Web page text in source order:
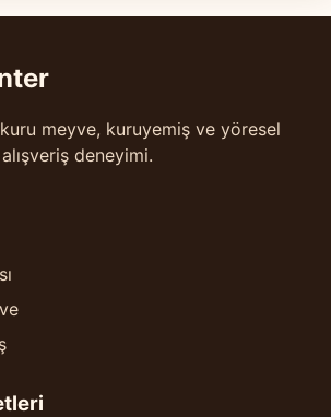
kuru meyve, kuruyemiş ve yöresel
deneyimi.